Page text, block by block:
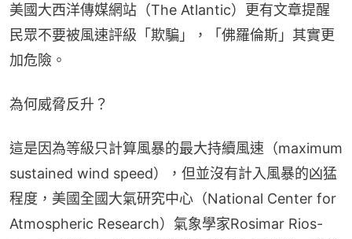
美國大西洋傳媒網站（The Atlantic）更有文章提醒
民眾不要被風速評級「欺騙」，「佛羅倫斯」其實更
加危險。
為何威脅反升？
這是因為等級只計算風暴的最大持續風速（maximum
sustained wind speed），但並沒有計入風暴的凶猛
程度，美國全國大氣研究中心（National Center for
Atmospheric Research）氣象學家Rosimar Rios-